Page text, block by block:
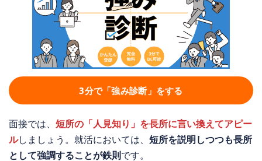
3分で「強み診断」をする
面接では、 短所の「人見知り」を長所に言い換えてアピー
ルしましょう。就活においては、 短所を説明しつつも長所
として強調することが鉄則 です。